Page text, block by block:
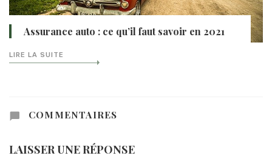
Assurance auto : ce qu’il faut savoir en 2021
LIRE LA SUITE
COMMENTAIRES
LAISSER UNE RÉPONSE